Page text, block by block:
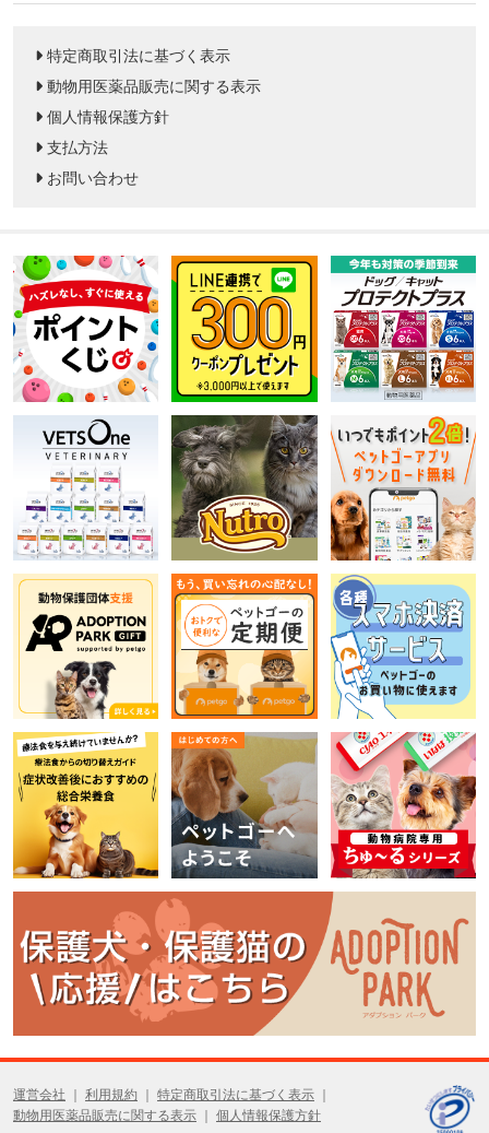
特定商取引法に基づく表示
動物用医薬品販売に関する表示
個人情報保護方針
支払方法
お問い合わせ
運営会社 利用規約
特定商取引法に基づく表示
動物用医薬品販売に関する表示
個人情報保護方針